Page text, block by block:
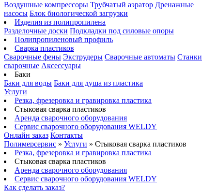
Воздушные компрессоры Трубчатый аэратор Дренажные
насосы Блок биологической загрузки
Изделия из полипропилена
Разделочные доски Подкладки под силовые опоры
Полипропиленовый профиль
Сварка пластиков
Сварочные фены Экструдеры Сварочные автоматы Станки
сварочные Аксессуары
Баки
Баки для воды Баки для душа из пластика
Услуги
Резка, фрезеровка и гравировка пластика
Стыковая сварка пластиков
Аренда сварочного оборудования
Сервис сварочного оборудования WELDY
Онлайн заказ Контакты
Полимерсервис » Услуги » Стыковая сварка пластиков
Резка, фрезеровка и гравировка пластика
Стыковая сварка пластиков
Аренда сварочного оборудования
Сервис сварочного оборудования WELDY
Как сделать заказ?